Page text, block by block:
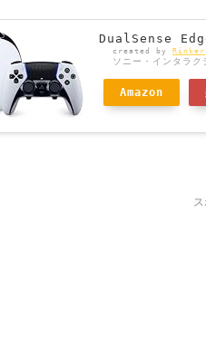
DualSense
created by Rinker
ソニー・インタラ
Amazon